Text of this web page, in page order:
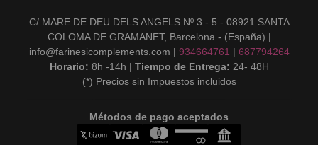
C/ MARE DE DEU DELS ANGELS Nº 3 - 5 - 08921 SANTA
COLOMA DE GRAMANET, Barcelona - (España) |
info@farinesicomplements.com | 934664761 | 687794264
Horario: 8h -14h | Tiempo de Entrega: 24- 48H
(*) Precios sin Impuestos incluidos
Métodos de pago aceptados